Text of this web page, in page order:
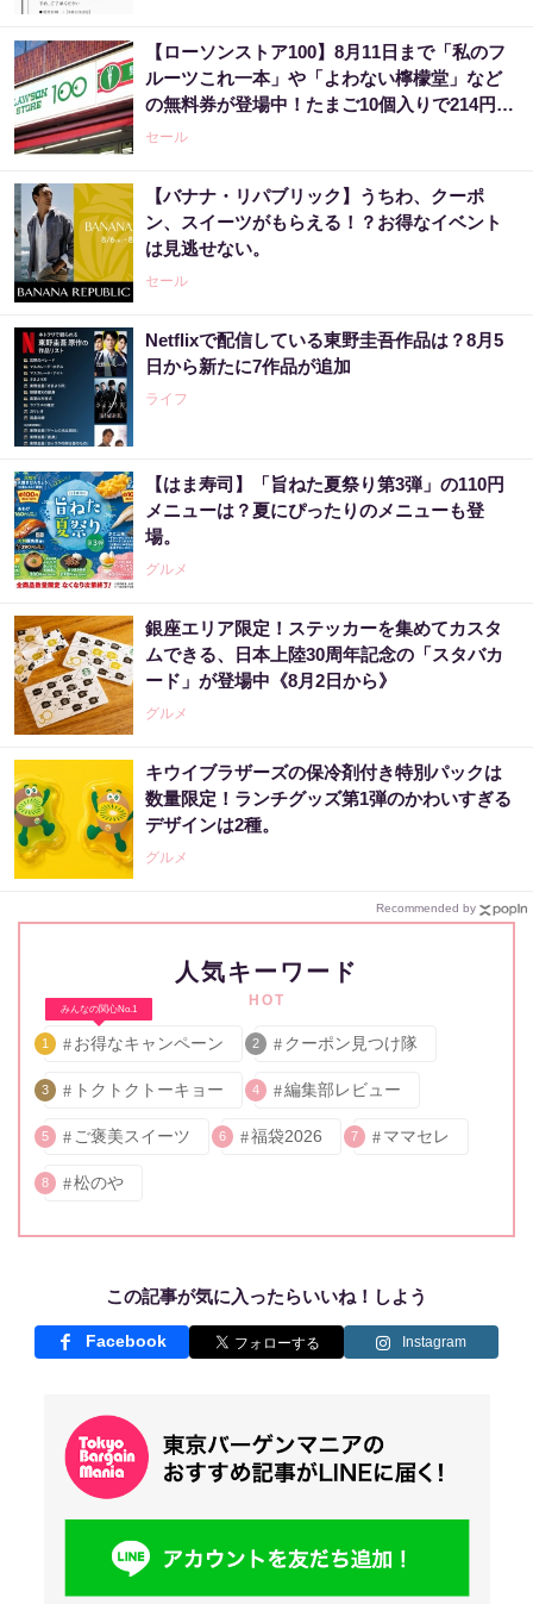
【ローソンストア100】8月11日まで「私のフ
ルーツこれ一本」や「よわない檸檬堂」など
の無料券が登場中！たまご10個入りで214円な
どのお得企画も見逃せない。
セール
【バナナ・リパブリック】うちわ、クーポ
ン、スイーツがもらえる！？お得なイベント
は見逃せない。
セール
Netflixで配信している東野圭吾作品は？8月5
日から新たに7作品が追加
ライフ
【はま寿司】「旨ねた夏祭り第3弾」の110円
メニューは？夏にぴったりのメニューも登
場。
グルメ
銀座エリア限定！ステッカーを集めてカスタ
ムできる、日本上陸30周年記念の「スタバカ
ード」が登場中《8月2日から》
グルメ
キウイブラザーズの保冷剤付き特別パックは
数量限定！ランチグッズ第1弾のかわいすぎる
デザインは2種。
グルメ
Recommended by
人気キーワード
HOT
みんなの関心No.1
1 お得なキャンペーン 2 クーポン見つけ隊
3 トクトクトーキョー 4 編集部レビュー
5 ご褒美スイーツ 6 福袋2026 7 ママセレ
8 松のや
この記事が気に入ったらいいね！しよう
Facebook Instagram